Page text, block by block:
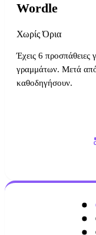
Wordle
Χωρίς Όρια
Έχεις 6 προσπάθειες
γραμμάτων. Μετά
καθοδηγήσουν.